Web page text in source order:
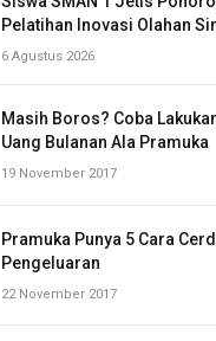
Pelatihan Inovasi Olahan
6 Agustus 2026
Masih Boros? Coba
Uang Bulanan Ala Pramuka
19 November 2017
Pramuka Punya 5 Cara
Pengeluaran
22 November 2017